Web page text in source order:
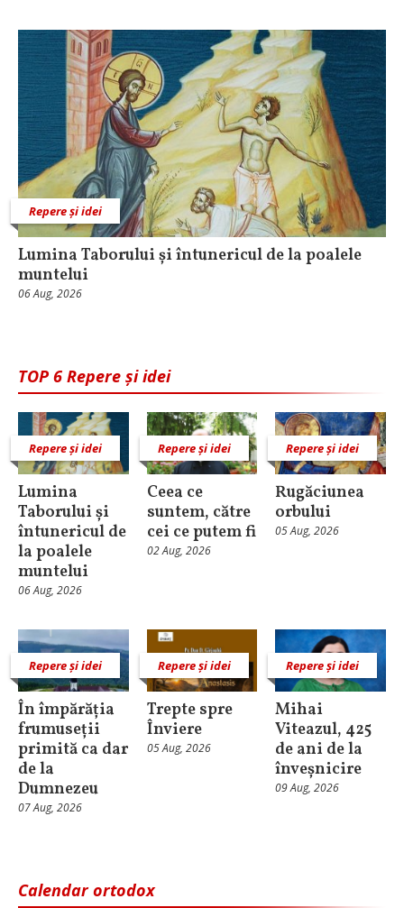
Repere și idei
Lumina Taborului și întunericul de la poalele
muntelui
06 Aug, 2026
TOP 6 Repere și idei
Repere și idei
Lumina
Taborului și
întunericul de
la poalele
muntelui
06 Aug, 2026
Repere și idei
Ceea ce
suntem, către
cei ce putem fi
02 Aug, 2026
Repere și idei
Rugăciunea
orbului
05 Aug, 2026
Repere și idei
În împărăția
frumuseții
primită ca dar
de la
Dumnezeu
07 Aug, 2026
Repere și idei
Trepte spre
Înviere
05 Aug, 2026
Repere și idei
Mihai
Viteazul, 425
de ani de la
înveșnicire
09 Aug, 2026
Calendar ortodox